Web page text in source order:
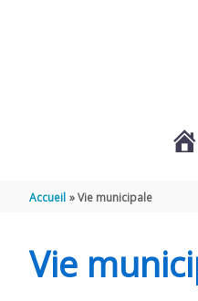
Accueil Vie municipale
Vie